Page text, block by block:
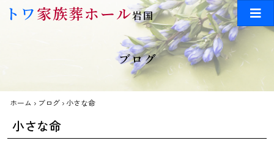
Skip to main content
トワ家族葬ホール岩国
ブログ
ホーム › ブログ › 小さな命
小さな命